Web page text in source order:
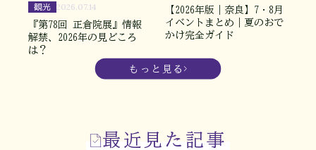
観光 2026.07.14
『第78回 正倉院展』情報
解禁、2026年の見どころ
は？
【2026年版｜奈良】7・8月
イベントまとめ｜夏のおで
かけ完全ガイド
もっと見る
最近見た記事